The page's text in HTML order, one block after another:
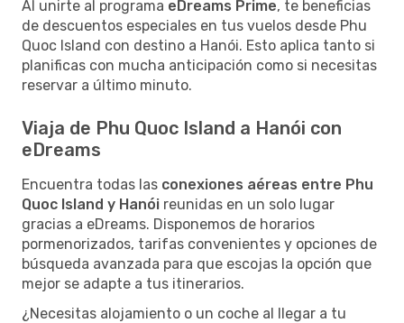
Al unirte al programa eDreams Prime, te beneficias
de descuentos especiales en tus vuelos desde Phu
Quoc Island con destino a Hanói. Esto aplica tanto si
planificas con mucha anticipación como si necesitas
reservar a último minuto.
Viaja de Phu Quoc Island a Hanói con
eDreams
Encuentra todas las conexiones aéreas entre Phu
Quoc Island y Hanói reunidas en un solo lugar
gracias a eDreams. Disponemos de horarios
pormenorizados, tarifas convenientes y opciones de
búsqueda avanzada para que escojas la opción que
mejor se adapte a tus itinerarios.
¿Necesitas alojamiento o un coche al llegar a tu